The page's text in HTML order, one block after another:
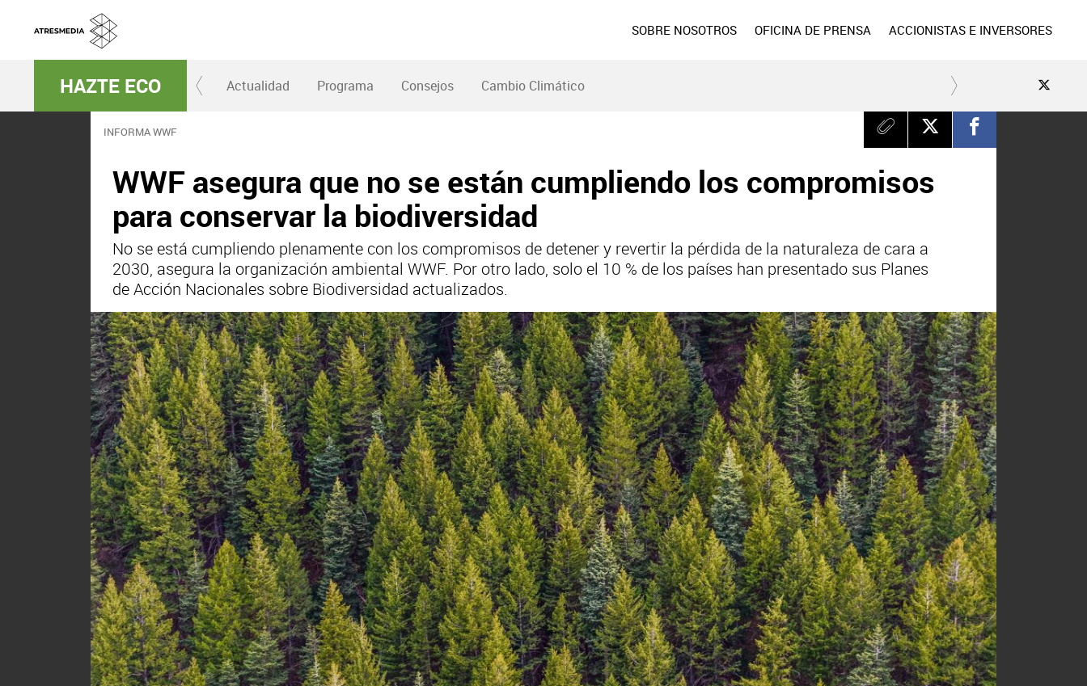
SOBRE NOSOTROS OFICINA DE PRENSA ACCIONISTAS E INVERSORES
HAZTE ECO Actualidad Programa Consejos Cambio Climático
INFORMA WWF
WWF asegura que no se están cumpliendo los compromisos
para conservar la biodiversidad
No se está cumpliendo plenamente con los compromisos de detener y revertir la pérdida de la naturaleza de cara a
2030, asegura la organización ambiental WWF. Por otro lado, solo el 10 % de los países han presentado sus Planes
de Acción Nacionales sobre Biodiversidad actualizados.